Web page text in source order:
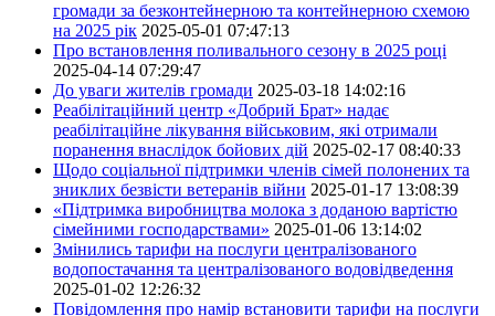
громади за безконтейнерною та контейнерною схемою
на 2025 рік 2025-05-01 07:47:13
Про встановлення поливального сезону в 2025 році
2025-04-14 07:29:47
До уваги жителів громади 2025-03-18 14:02:16
Реабілітаційний центр «Добрий Брат» надає
реабілітаційне лікування військовим, які отримали
поранення внаслідок бойових дій 2025-02-17 08:40:33
Щодо соціальної підтримки членів сімей полонених та
зниклих безвісти ветеранів війни 2025-01-17 13:08:39
«Підтримка виробництва молока з доданою вартістю
сімейними господарствами» 2025-01-06 13:14:02
Змінились тарифи на послуги централізованого
водопостачання та централізованого водовідведення
2025-01-02 12:26:32
Повідомлення про намір встановити тарифи на послуги